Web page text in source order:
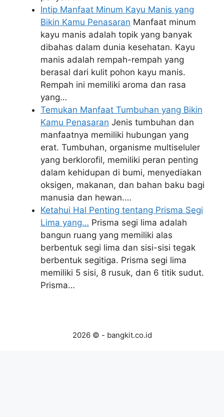
Intip Manfaat Minum Kayu Manis yang
Bikin Kamu Penasaran Manfaat minum
kayu manis adalah topik yang banyak
dibahas dalam dunia kesehatan. Kayu
manis adalah rempah-rempah yang
berasal dari kulit pohon kayu manis.
Rempah ini memiliki aroma dan rasa
yang…
Temukan Manfaat Tumbuhan yang Bikin
Kamu Penasaran Jenis tumbuhan dan
manfaatnya memiliki hubungan yang
erat. Tumbuhan, organisme multiseluler
yang berklorofil, memiliki peran penting
dalam kehidupan di bumi, menyediakan
oksigen, makanan, dan bahan baku bagi
manusia dan hewan.…
Ketahui Hal Penting tentang Prisma Segi
Lima yang… Prisma segi lima adalah
bangun ruang yang memiliki alas
berbentuk segi lima dan sisi-sisi tegak
berbentuk segitiga. Prisma segi lima
memiliki 5 sisi, 8 rusuk, dan 6 titik sudut.
Prisma…
2026 © - bangkit.co.id